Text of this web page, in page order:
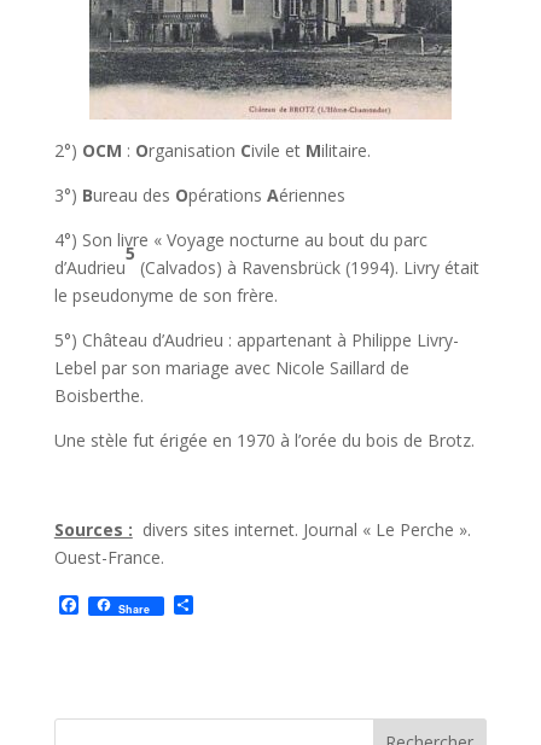
2°) OCM : Organisation Civile et Militaire.
3°) Bureau des Opérations Aériennes
4°) Son livre « Voyage nocturne au bout du parc
d’Audrieu
5
(Calvados) à Ravensbrück (1994). Livry était
le pseudonyme de son frère.
5°) Château d’Audrieu : appartenant à Philippe Livry-
Lebel par son mariage avec Nicole Saillard de
Boisberthe.
Une stèle fut érigée en 1970 à l’orée du bois de Brotz.
Sources : divers sites internet. Journal « Le Perche ».
Ouest-France.
F
a
o
Share P
e